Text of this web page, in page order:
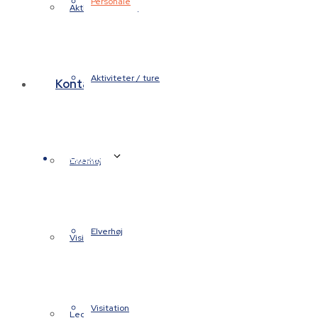
Aktiviteter / ture
Kontakt
Elverhøj
Visitation
Aktiviteter / ture
Kontakt
Elverhøj
Visitation
Ledelse